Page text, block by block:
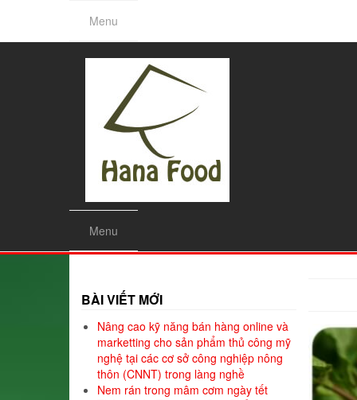
the
Menu
Menu
BÀI VIẾT MỚI
Nâng cao kỹ năng bán hàng online và
marketting cho sản phẩm thủ công mỹ
nghệ tại các cơ sở công nghiệp nông
thôn (CNNT) trong làng nghề
Nem rán trong mâm cơm ngày tết